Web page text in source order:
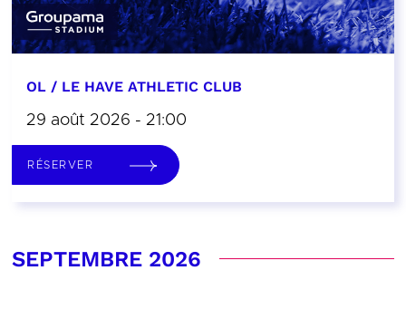
OL / LE HAVE ATHLETIC CLUB
29 août 2026 - 21:00
RÉSERVER
SEPTEMBRE 2026